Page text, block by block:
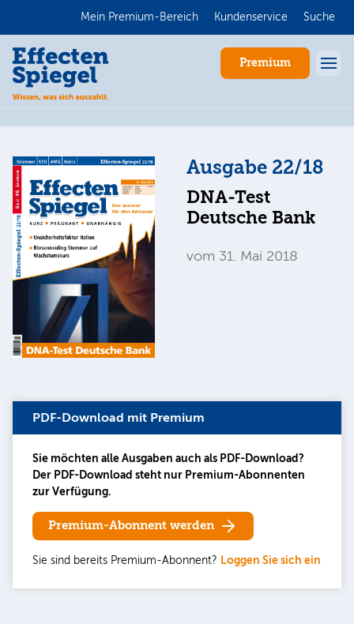
Mein Premium-Bereich Kundenservice Suche
Premium
Ausgabe 22/18
DNA-Test
Deutsche Bank
vom 31. Mai 2018
PDF-Download mit Premium
Sie möchten alle Ausgaben auch als PDF-Download?
Der PDF-Download steht nur Premium-Abonnenten
zur Verfügung.
Premium-Abonnent werden
Sie sind bereits Premium-Abonnent? Loggen Sie sich ein
Anmelden